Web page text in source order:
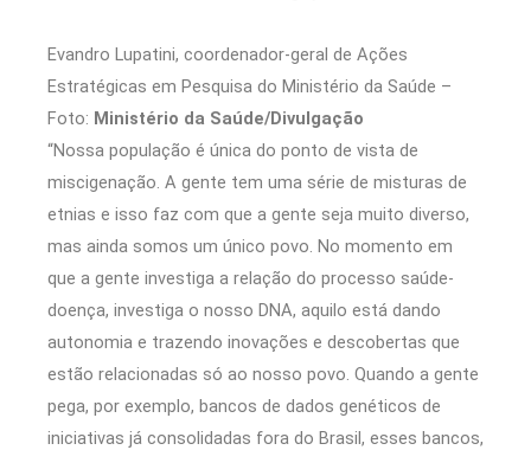
Evandro Lupatini, coordenador-geral de Ações
Estratégicas em Pesquisa do Ministério da Saúde –
Foto: Ministério da Saúde/Divulgação
“Nossa população é única do ponto de vista de
miscigenação. A gente tem uma série de misturas de
etnias e isso faz com que a gente seja muito diverso,
mas ainda somos um único povo. No momento em
que a gente investiga a relação do processo saúde-
doença, investiga o nosso DNA, aquilo está dando
autonomia e trazendo inovações e descobertas que
estão relacionadas só ao nosso povo. Quando a gente
pega, por exemplo, bancos de dados genéticos de
iniciativas já consolidadas fora do Brasil, esses bancos,